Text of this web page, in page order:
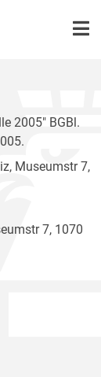
2005" BGBl.
Museumstr 7,
7, 1070